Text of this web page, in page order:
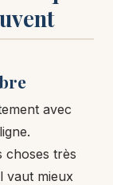
avec
choses très
vaut mieux